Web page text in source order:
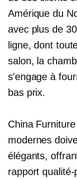
Amérique du
avec plus de
ligne, dont
salon, la
s'engage à
bas prix.
China
modernes
élégants,
rapport